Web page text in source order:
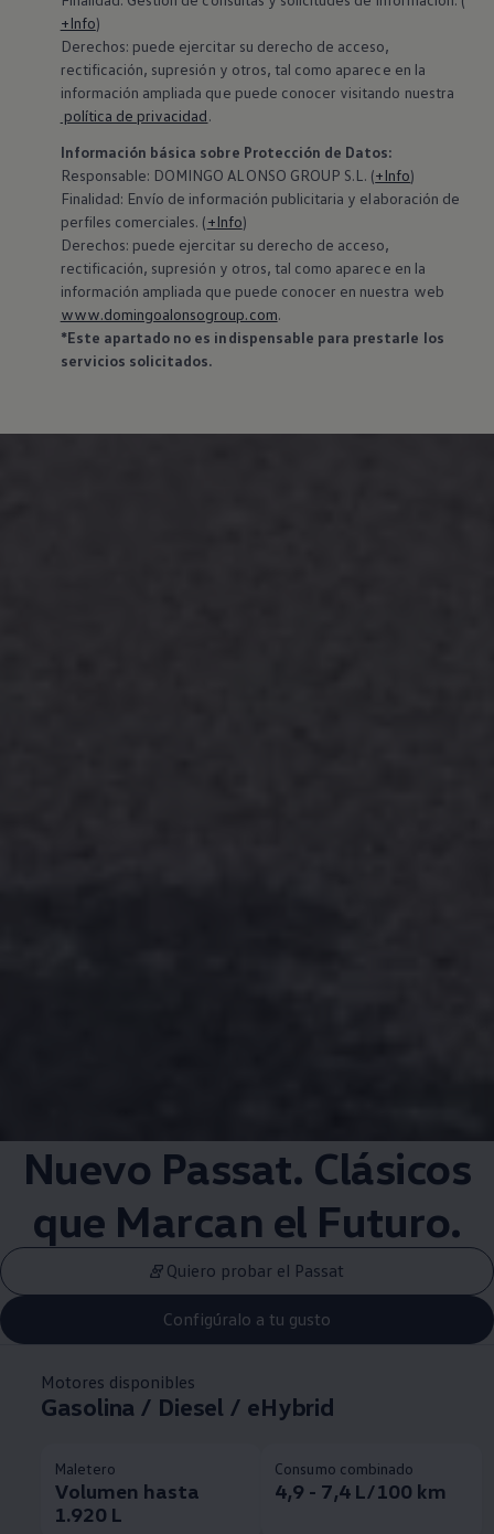
Nuevo Passat. Clásicos
que Marcan el Futuro.
Quiero probar el Passat
Configúralo a tu gusto
Motores disponibles
Gasolina / Diesel / eHybrid
Maletero
Volumen hasta
1.920 L
Consumo combinado
4,9 - 7,4 L/100 km
+Info)
Derechos: puede ejercitar su derecho de acceso,
rectificación, supresión y otros, tal como aparece en la
información ampliada que puede conocer visitando nuestra
política de privacidad.
Información básica sobre Protección de Datos:
‍Responsable: DOMINGO ALONSO GROUP S.L. (+Info)
Finalidad: Envío de información publicitaria y elaboración de
perfiles comerciales. (+Info)
Derechos: puede ejercitar su derecho de acceso,
rectificación, supresión y otros, tal como aparece en la
información ampliada que puede conocer en nuestra web
www.domingoalonsogroup.com.
*Este apartado no es indispensable para prestarle los
servicios solicitados.